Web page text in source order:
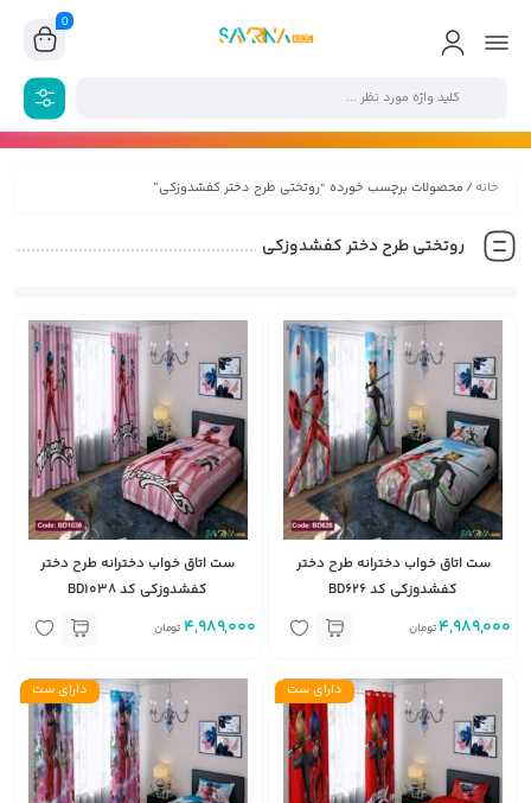
0
خانه/ محصولات برچسب خورده “روتختی طرح دختر کفشدوزکی”
روتختی طرح دختر کفشدوزکی
ست اتاق خواب دخترانه طرح دختر
کفشدوزکی کد BD626
4,989,000 تومان
ست اتاق خواب دخترانه طرح دختر
کفشدوزکی کد BD1038
4,989,000 تومان
دارای ست دارای ست